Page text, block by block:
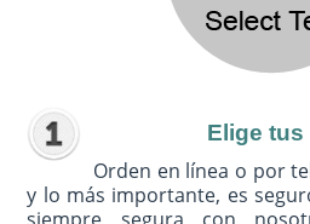
Elige
Orden en línea o por
y lo más importante, es